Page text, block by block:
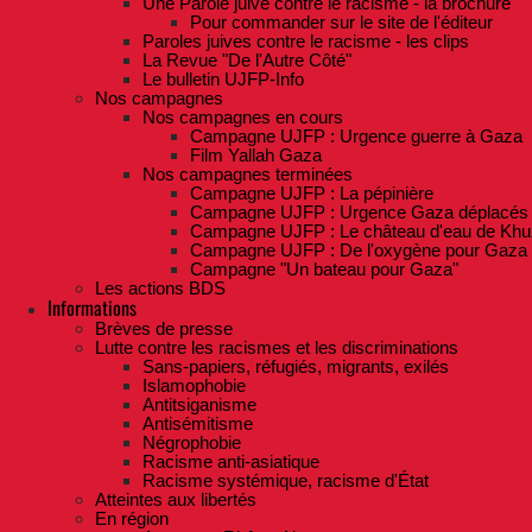
Pour commander sur le site de l'éditeur
Paroles juives contre le racisme - les clips
La Revue "De l'Autre Côté"
Le bulletin UJFP-Info
Nos campagnes
Nos campagnes en cours
Campagne UJFP : Urgence guerre à Gaza
Film Yallah Gaza
Nos campagnes terminées
Campagne UJFP : La pépinière
Campagne UJFP : Urgence Gaza déplacés
Campagne UJFP : Le château d'eau de
Campagne UJFP : De l'oxygène pour Gaza
Campagne "Un bateau pour Gaza"
Les actions BDS
Informations
Brèves de presse
Lutte contre les racismes et les discriminations
Sans-papiers, réfugiés, migrants, exilés
Islamophobie
Antitsiganisme
Antisémitisme
Négrophobie
Racisme anti-asiatique
Racisme systémique, racisme d'État
Atteintes aux libertés
En région